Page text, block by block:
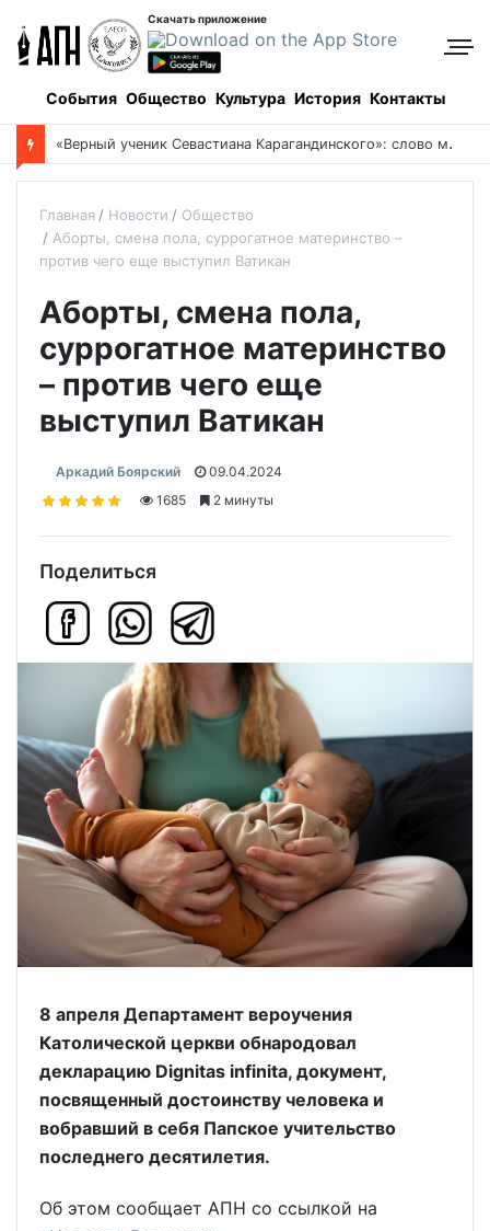
Скачать приложение
События Общество Культура История Контакты
«Верный ученик Севастиана Карагандинского»: слово митрополита Александра о почившем схиархимандрите Пахомии
Главная Новости
Общество
Аборты, смена пола, суррогатное материнство –
против чего еще выступил Ватикан
Аборты, смена пола,
суррогатное материнство
– против чего еще
выступил Ватикан
Аркадий Боярский
09.04.2024
1685
2 минуты
Поделиться
8 апреля Департамент вероучения
Католической церкви обнародовал
декларацию Dignitas infinita, документ,
посвященный достоинству человека и
вобравший в себя Папское учительство
последнего десятилетия.
Об этом сообщает АПН со ссылкой на